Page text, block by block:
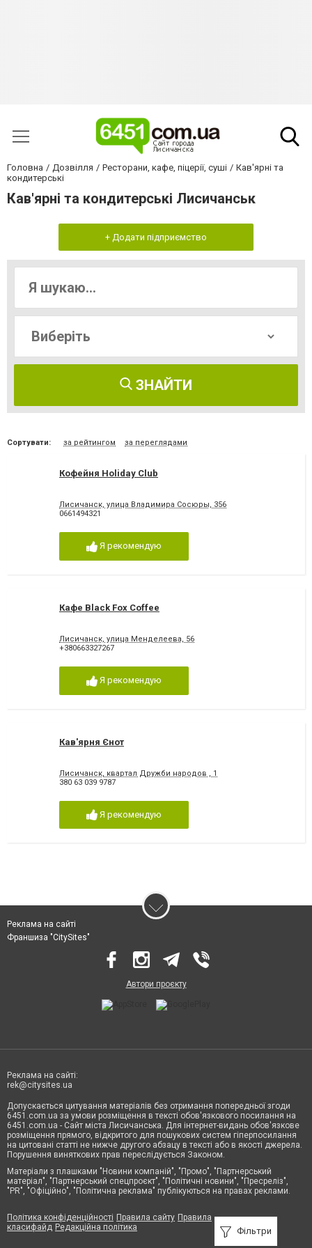
Головна Дозвілля Ресторани, кафе, піцерії, суші
Кав'ярні та
кондитерські
Кав'ярні та кондитерські Лисичанськ
+ Додати підприємство
ЗНАЙТИ
Сортувати: за рейтингом за переглядами
Кофейня Holiday Club
Лисичанск, улица Владимира Сосюры, 356
0661494321
Я рекомендую
Кафе Black Fox Coffee
Лисичанск, улица Менделеева, 56
+380663327267
Я рекомендую
Кав'ярня Єнот
Лисичанск, квартал Дружби народов , 1
380 63 039 9787
Я рекомендую
Фільтри
Реклама на сайті
Франшиза "CitySites"
Автори проєкту
Реклама на сайті:
rek@citysites.ua
Допускається цитування матеріалів без отримання попередньої згоди
6451.com.ua за умови розміщення в тексті обов'язкового посилання на
6451.com.ua - Сайт міста Лисичанська. Для інтернет-видань обов'язкове
розміщення прямого, відкритого для пошукових систем гіперпосилання
на цитовані статті не нижче другого абзацу в тексті або в якості джерела.
Порушення виняткових прав переслідується Законом.
Матеріали з плашками "Новини компаній", "Промо", "Партнерський
матеріал", "Партнерський спецпроєкт", "Політичні новини", "Пресреліз",
"PR", "Офіційно", "Політична реклама" публікуються на правах реклами.
Політика конфіденційності Правила сайту Правила
класифайд Редакційна політика